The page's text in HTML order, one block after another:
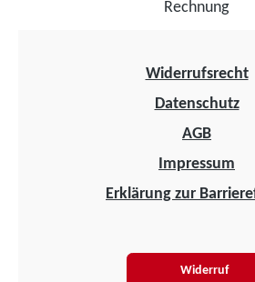
Widerrufsrecht
Datenschutz
AGB
Impressum
Erklärung zur
Widerruf